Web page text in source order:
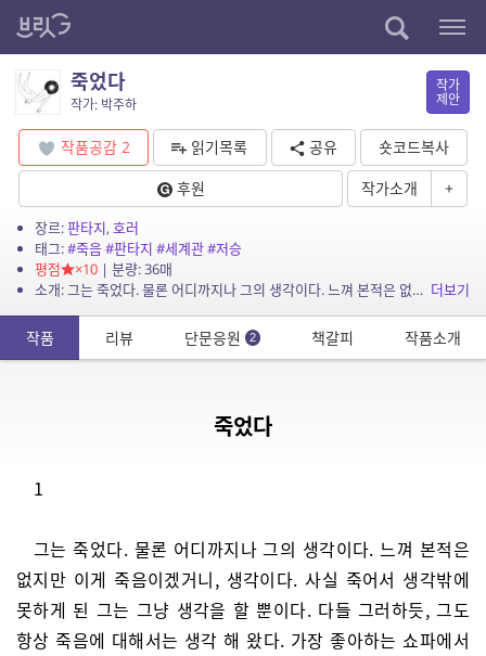
죽었다
작가: 박주하
작가
제안
작품공감 2 읽기목록 공유
숏코드복사
후원
작가소개 +
장르:판타지,호러
태그:#죽음#판타지 #세계관#저승
평점
×10| 분량: 36매
소개: 그는 죽었다. 물론 어디까지나 그의 생각이다. 느껴 본적은 없지만 이게 죽음이겠거니, 생각이다. 더보기
작품 리뷰 단문응원 2 책갈피 작품소개
죽었다
1
그는 죽었다. 물론 어디까지나 그의 생각이다. 느껴 본적은
없지만 이게 죽음이겠거니, 생각이다. 사실 죽어서 생각밖에
못하게 된 그는 그냥 생각을 할 뿐이다. 다들 그러하듯, 그도
항상 죽음에 대해서는 생각 해 왔다. 가장 좋아하는 쇼파에서